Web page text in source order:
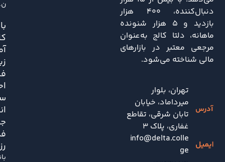
دنبال‌کننده، ۴۰۰ هزار
بازدید و ۵ هزار شنونده
ماهانه، دلتا کالج به‌عنوان
مرجعی معتبر در بازارهای
مالی شناخته می‌شود.
تهران، بلوار
میرداماد، خیابان
تابان شرقی، تقاطع
غفاری، پلاک 3
info@delta.colle
ge